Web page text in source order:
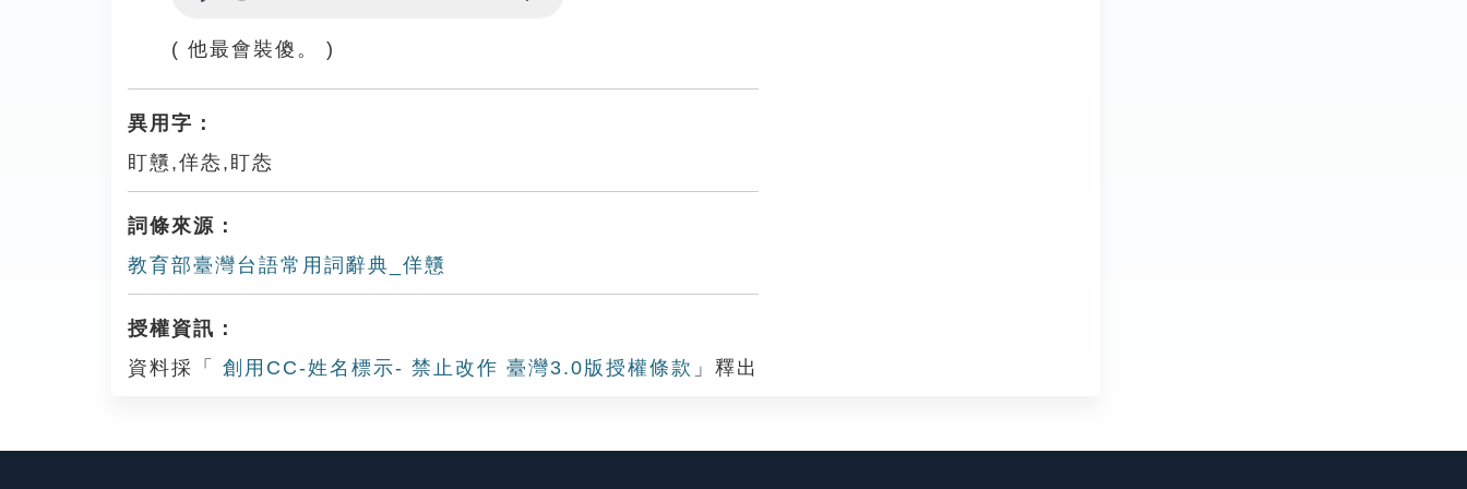
( 他最會裝傻。 )
異用字：
盯戇,佯怣,盯怣
詞條來源：
教育部臺灣台語常用詞辭典_佯戇
授權資訊：
資料採「
創用CC-姓名標示- 禁止改作 臺灣3.0版授權條款 」釋出